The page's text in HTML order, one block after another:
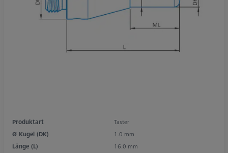
Produktart
Taster
Ø Kugel (DK)
1.0 mm
Länge (L)
16.0 mm